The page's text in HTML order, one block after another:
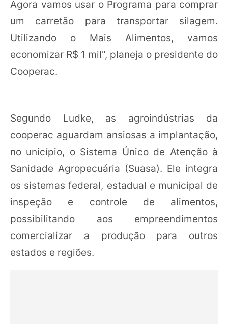
Agora vamos usar o Programa para comprar
um carretão para transportar silagem.
Utilizando o Mais Alimentos, vamos
economizar R$ 1 mil", planeja o presidente do
Cooperac.
Segundo Ludke, as agroindústrias da
cooperac aguardam ansiosas a implantação,
no unicípio, o Sistema Único de Atenção à
Sanidade Agropecuária (Suasa). Ele integra
os sistemas federal, estadual e municipal de
inspeção e controle de alimentos,
possibilitando aos empreendimentos
comercializar a produção para outros
estados e regiões.